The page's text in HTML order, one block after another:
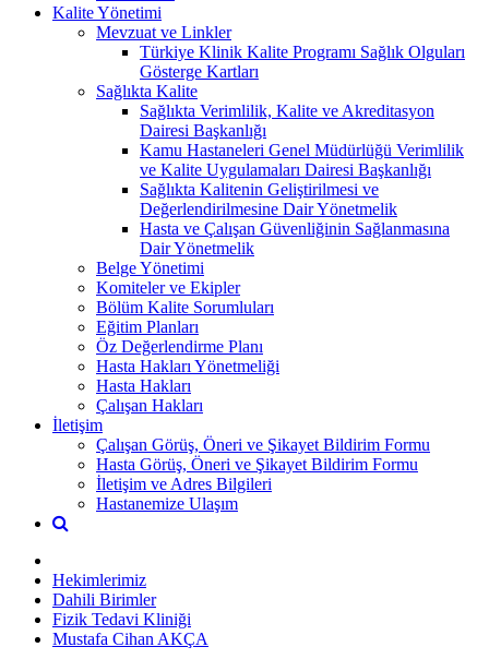
Kalite Yönetimi
Mevzuat ve Linkler
Türkiye Klinik Kalite Programı Sağlık Olguları
Gösterge Kartları
Sağlıkta Kalite
Sağlıkta Verimlilik, Kalite ve Akreditasyon
Dairesi Başkanlığı
Kamu Hastaneleri Genel Müdürlüğü Verimlilik
ve Kalite Uygulamaları Dairesi Başkanlığı
Sağlıkta Kalitenin Geliştirilmesi ve
Değerlendirilmesine Dair Yönetmelik
Hasta ve Çalışan Güvenliğinin Sağlanmasına
Dair Yönetmelik
Belge Yönetimi
Komiteler ve Ekipler
Bölüm Kalite Sorumluları
Eğitim Planları
Öz Değerlendirme Planı
Hasta Hakları Yönetmeliği
Hasta Hakları
Çalışan Hakları
İletişim
Çalışan Görüş, Öneri ve Şikayet Bildirim Formu
Hasta Görüş, Öneri ve Şikayet Bildirim Formu
İletişim ve Adres Bilgileri
Hastanemize Ulaşım
Hekimlerimiz
Dahili Birimler
Fizik Tedavi Kliniği
Mustafa Cihan AKÇA